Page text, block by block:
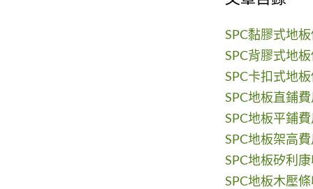
SPC黏膠式地
SPC背膠式地
SPC卡扣式地
SPC地板直鋪
SPC地板平鋪
SPC地板架高
SPC地板矽利
SPC地板木壓